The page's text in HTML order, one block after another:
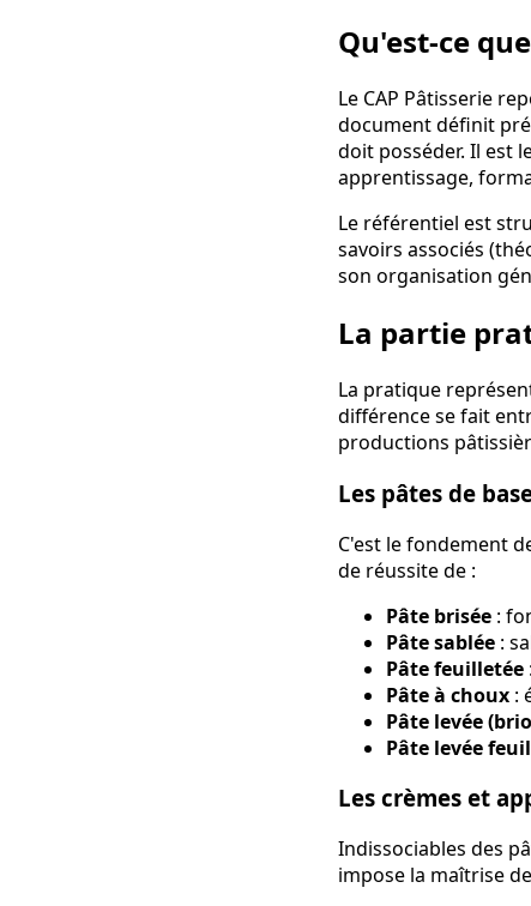
Qu'est-ce
Le CAP Pâtisserie
document définit
doit posséder. Il est
apprentissage,
Le référentiel est
savoirs associés
son organisation
La partie
La pratique
différence se fait
productions
Les pâtes de
C'est le fondement
de réussite de :
Pâte brisée :
Pâte sablée :
Pâte feuilletée
Pâte à choux :
Pâte levée
Pâte levée
Les crèmes et
Indissociables des
impose la maîtrise